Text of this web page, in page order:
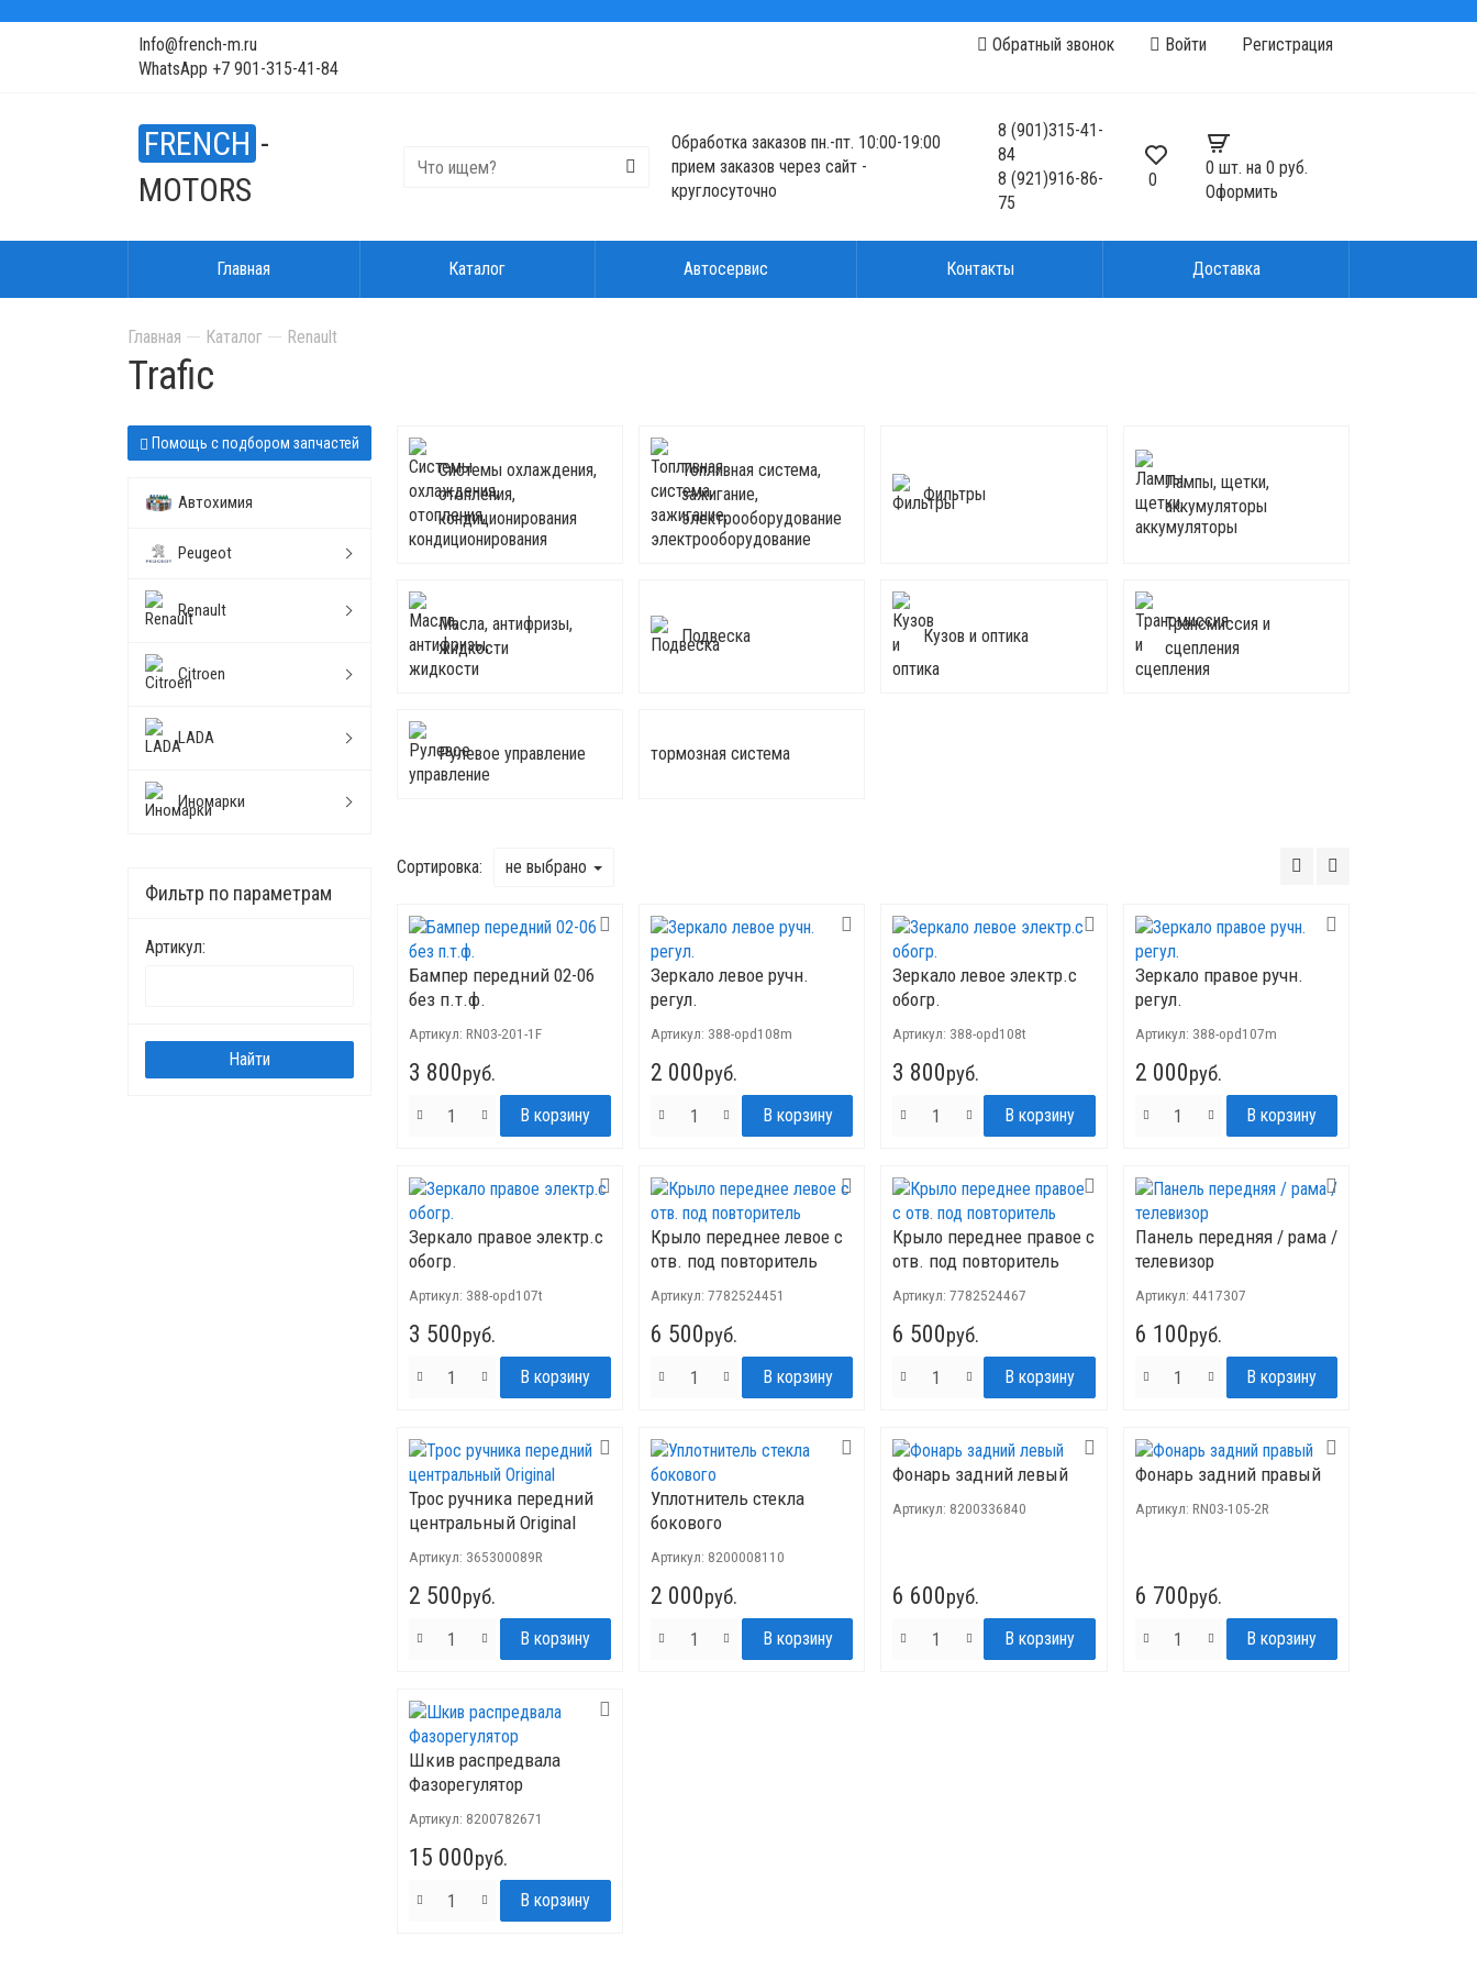
Info@french-m.ru
WhatsApp +7 901-315-41-84
Обратный звонок Войти Регистрация
FRENCH -
MOTORS
Обработка заказов пн.-пт. 10:00-19:00
прием заказов через сайт -
круглосуточно
8(901)315-41-
84
8(921)916-86-
75
0
0 шт. на 0 руб.
Оформить
Главная Каталог Автосервис Контакты Доставка
Главная Каталог Renault
Trafic
Помощь с подбором запчастей
Автохимия
Peugeot
Renault
Citroen
LADA
Иномарки
Фильтр по параметрам
Артикул:
Системы охлаждения,
отопления,
кондиционирования
Топливная система,
зажигание,
электрооборудование
Фильтры
Лампы, щетки,
аккумуляторы
Масла, антифризы,
жидкости
Подвеска Кузов и оптика
Трансмиссия и
сцепления
Рулевое управление тормозная система
Сортировка: не выбрано
Бампер передний 02-06
без п.т.ф.
Артикул: RN03-201-1F
3 800руб.
Зеркало левое ручн.
регул.
Артикул: 388-opd108m
2 000руб.
Зеркало левое электр.с
обогр.
Артикул: 388-opd108t
3 800руб.
Зеркало правое ручн.
регул.
Артикул: 388-opd107m
2 000руб.
Зеркало правое электр.с
обогр.
Артикул: 388-opd107t
3 500руб.
Крыло переднее левое с
отв. под повторитель
Артикул: 7782524451
6 500руб.
Крыло переднее правое с
отв. под повторитель
Артикул:7782524467
6 500руб.
Панель передняя / рама /
телевизор
Артикул: 4417307
6 100руб.
Трос ручника передний
центральный Original
Артикул: 365300089R
2 500руб.
Уплотнитель стекла
бокового
Артикул: 8200008110
2 000руб.
Фонарь задний левый
Артикул: 8200336840
6 600руб.
Фонарь задний правый
Артикул: RN03-105-2R
6 700руб.
Шкив распредвала
Фазорегулятор
Артикул: 8200782671
15 000руб.